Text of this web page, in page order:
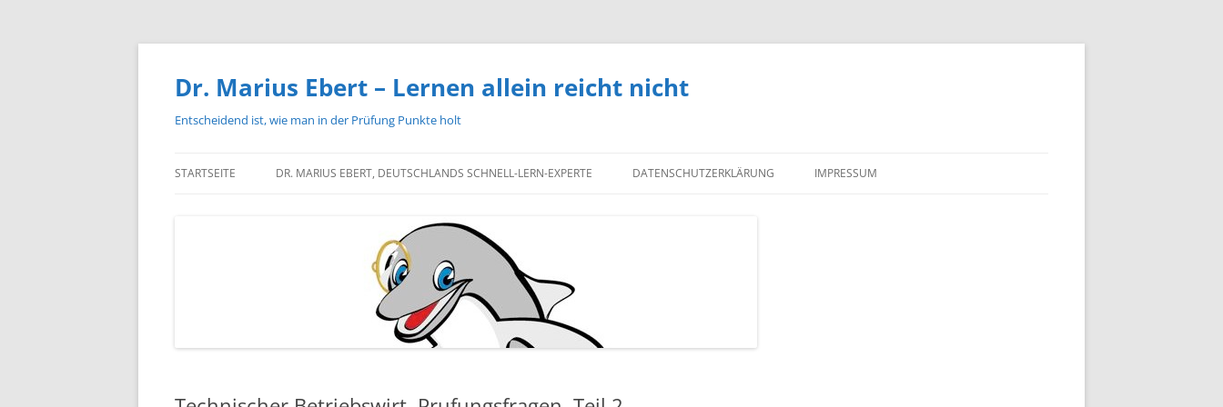
Zum
Dr. Marius Ebert – Lernen allein reicht nicht
Entscheidend ist, wie man in der Prüfung Punkte holt
STARTSEITE DR. MARIUS EBERT, DEUTSCHLANDS SCHNELL-LERN-EXPERTE DATENSCHUTZERKLÄRUNG IMPRESSUM